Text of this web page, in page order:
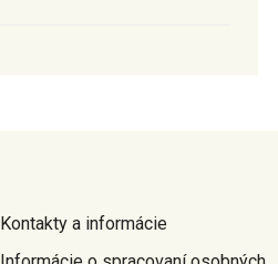
Kontakty a informácie